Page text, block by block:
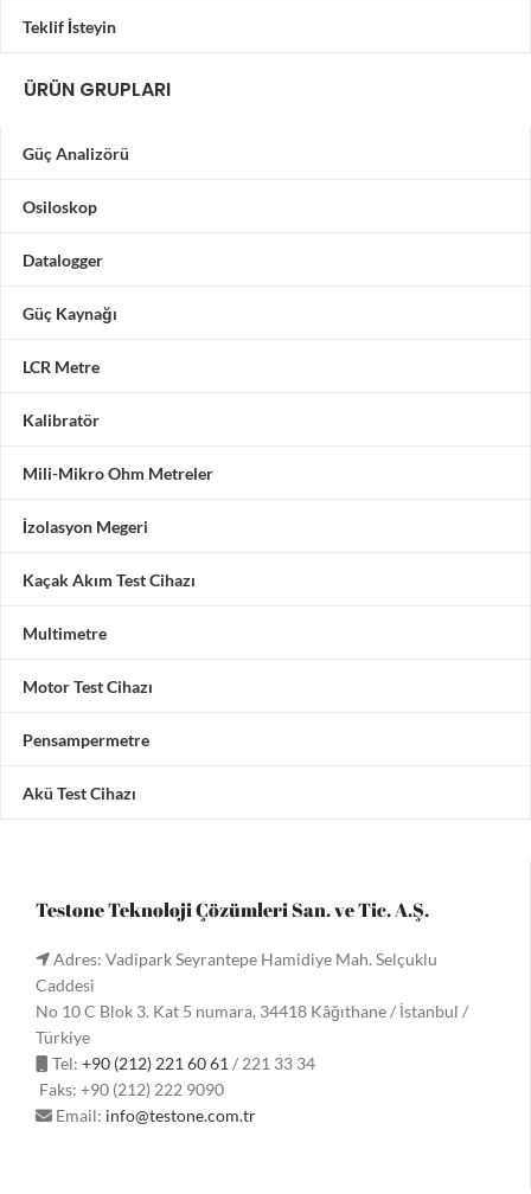
Teklif İsteyin
ÜRÜN GRUPLARI
Güç Analizörü
Osiloskop
Datalogger
Güç Kaynağı
LCR Metre
Kalibratör
Mili-Mikro Ohm Metreler
İzolasyon Megeri
Kaçak Akım Test Cihazı
Multimetre
Motor Test Cihazı
Pensampermetre
Akü Test Cihazı
Testone Teknoloji Çözümleri San. ve Tic. A.Ş.
Adres: Vadipark Seyrantepe Hamidiye Mah. Selçuklu
Caddesi
No 10 C Blok 3. Kat 5 numara, 34418 Kâğıthane / İstanbul /
Türkiye
Tel: +90 (212) 221 60 61 / 221 33 34
Faks: +90 (212) 222 9090
Email: info@testone.com.tr